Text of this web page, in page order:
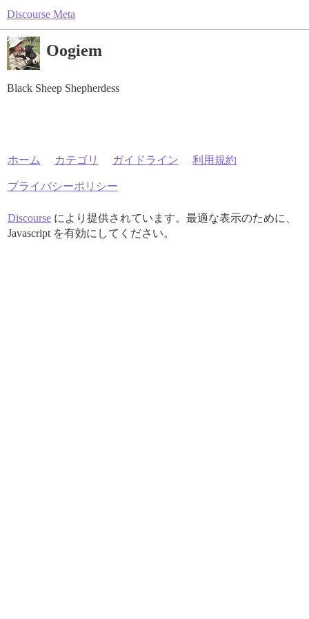
Discourse Meta
Oogiem
Black Sheep Shepherdess
ホーム カテゴリ ガイドライン 利用規約
プライバシーポリシー
Discourseにより提供されています。最適な表示のために、
Javascript を有効にしてください。